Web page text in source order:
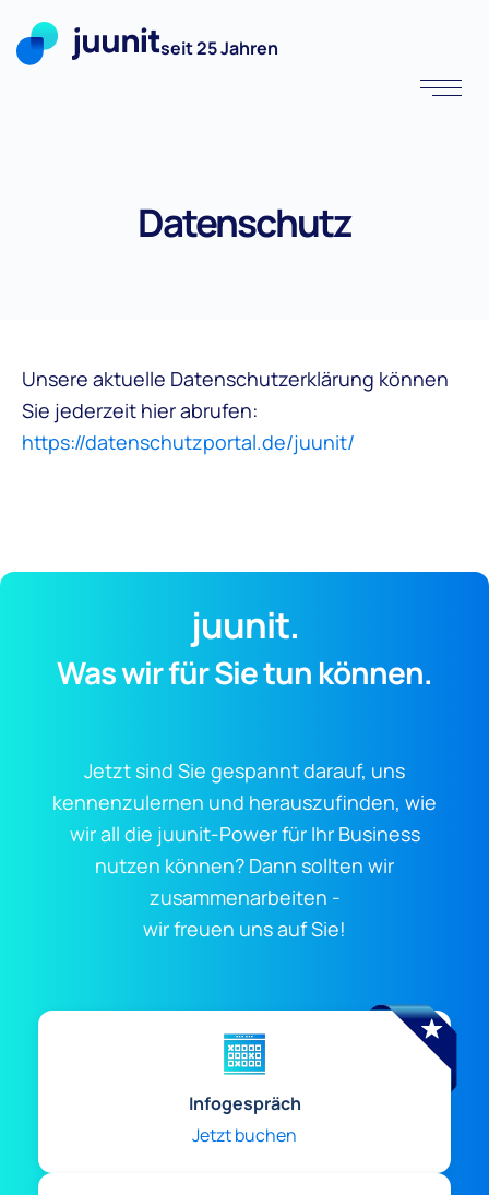
seit 25 Jahren
Datenschutz
Unsere aktuelle Datenschutzerklärung können
Sie jederzeit hier abrufen:
https://datenschutzportal.de/juunit/
juunit.
Was wir für Sie tun können.
Jetzt sind Sie gespannt darauf, uns
kennenzulernen und herauszufinden, wie
wir all die juunit-Power für Ihr Business
nutzen können? Dann sollten wir
zusammenarbeiten -
wir freuen uns auf Sie!
Infogespräch
Jetzt buchen